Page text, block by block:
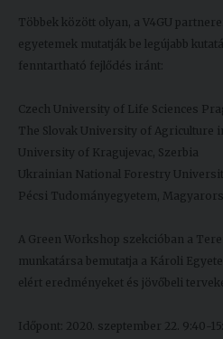
Többek között olyan, a V4GU
egyetemek mutatják be legújabb
fenntartható fejlődés iránt:
Czech University of Life Sciences
The Slovak University of Agriculture
University of Kragujevac, Szerbia
Ukrainian National Forestry
Pécsi Tudományegyetem,
A Green Workshop szekcióban a
munkatársa bemutatja a Károli
elért eredményeket és jövőbeli
Időpont: 2020. szeptember 22. 9:40-